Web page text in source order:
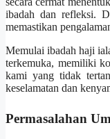
ibadah dan refleksi.
memastikan
Memulai ibadah haji
terkemuka, memiliki
kami yang tidak
keselamatan dan
Permasalahan